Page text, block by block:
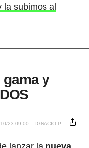
la subimos al
gama y
23 09:00 IGNACIO P.